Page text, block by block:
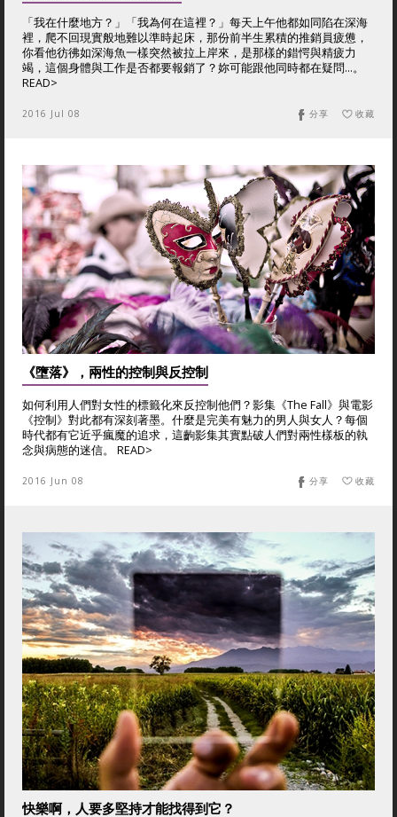
「我在什麼地方？」「我為何在這裡？」每天上午他都如同陷在深海
裡，爬不回現實般地難以準時起床，那份前半生累積的推銷員疲憊，
你看他彷彿如深海魚一樣突然被拉上岸來，是那樣的錯愕與精疲力
竭，這個身體與工作是否都要報銷了？妳可能跟他同時都在疑問…。
READ>
2016 Jul 08 收藏
分享
《墮落》，兩性的控制與反控制
如何利用人們對女性的標籤化來反控制他們？影集《The Fall》與電影
《控制》對此都有深刻著墨。什麼是完美有魅力的男人與女人？每個
時代都有它近乎瘋魔的追求，這齣影集其實點破人們對兩性樣板的執
念與病態的迷信。 READ>
2016 Jun 08 收藏
分享
快樂啊，人要多堅持才能找得到它？